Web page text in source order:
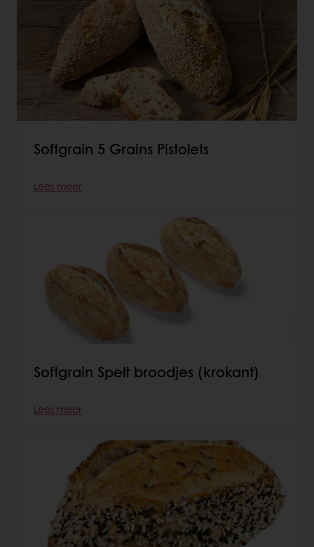
Softgrain 5 Grains Pistolets
Lees meer
Softgrain Spelt broodjes (krokant)
Lees meer